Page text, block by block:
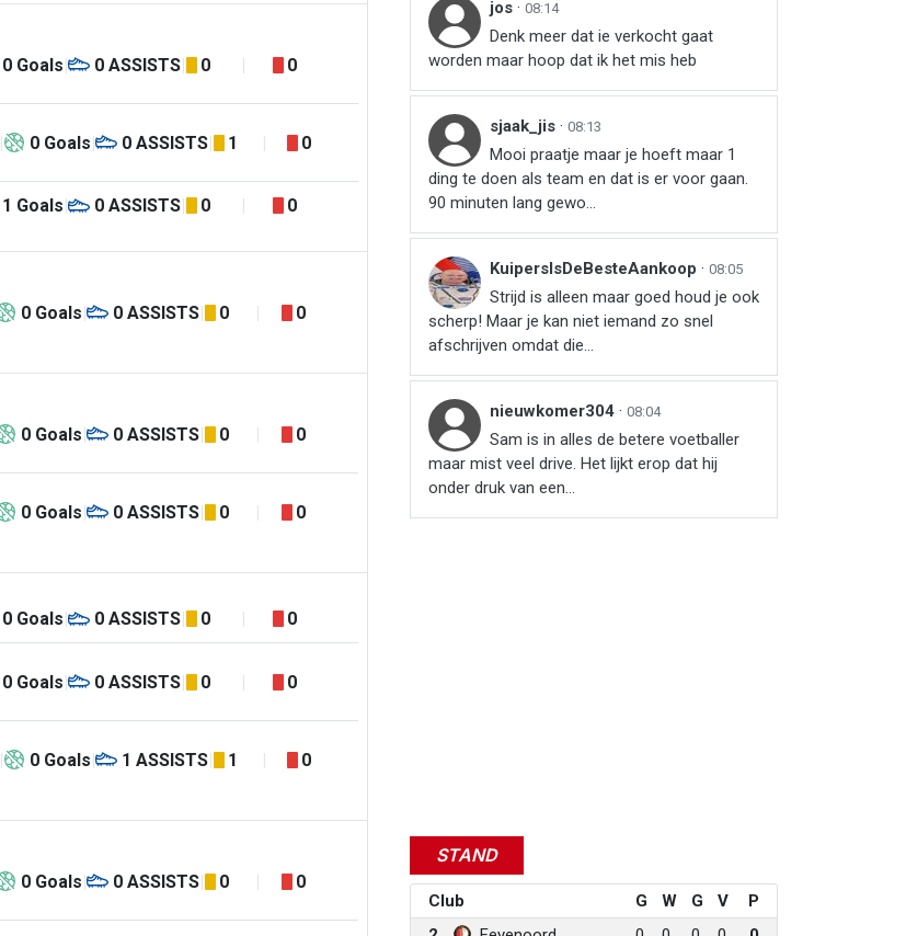
0 Goals 0 ASSISTS 0 0
0 Goals 0 ASSISTS 1 0
1 Goals 0 ASSISTS 0 0
0 Goals 0 ASSISTS 0 0
0 Goals 0 ASSISTS 0 0
0 Goals 0 ASSISTS 0 0
0 Goals 0 ASSISTS 0 0
0 Goals 0 ASSISTS 0 0
0 Goals 1 ASSISTS 1 0
0 Goals 0 ASSISTS 0 0
jos · 08:14
Denk meer dat ie verkocht gaat
worden maar hoop dat ik het mis heb
sjaak_jis · 08:13
Mooi praatje maar je hoeft maar 1
ding te doen als team en dat is er voor gaan.
90 minuten lang gewo...
KuipersIsDeBesteAankoop · 08:05
Strijd is alleen maar goed houd je ook
scherp! Maar je kan niet iemand zo snel
afschrijven omdat die...
nieuwkomer304 · 08:04
Sam is in alles de betere voetballer
maar mist veel drive. Het lijkt erop dat hij
onder druk van een...
STAND
Club G W G V
P